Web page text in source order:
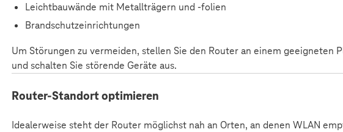
Leichtbauwände mit Metallträgern und -folien
Brandschutzeinrichtungen
Um Störungen zu vermeiden, stellen Sie den Router an einem geeigneten
und schalten Sie störende Geräte aus.
Router-Standort optimieren
Idealerweise steht der Router möglichst nah an Orten, an denen WLAN